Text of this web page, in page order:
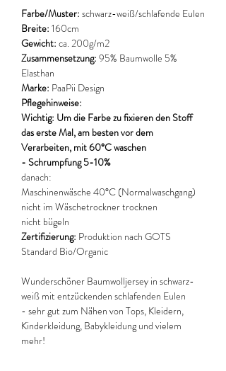
Farbe/Muster: schwarz-weiß/schlafende Eulen
Breite: 160cm
Gewicht: ca. 200g/m2
Zusammensetzung: 95% Baumwolle 5%
Elasthan
Marke: PaaPii Design
Pflegehinweise:
Wichtig: Um die Farbe zu fixieren den Stoff
das erste Mal, am besten vor dem
Verarbeiten, mit 60°C waschen
- Schrumpfung 5-10%
danach:
Maschinenwäsche 40°C (Normalwaschgang)
nicht im Wäschetrockner trocknen
nicht bügeln
Zertifizierung: Produktion nach GOTS
Standard Bio/Organic
Wunderschöner Baumwolljersey in schwarz-
weiß mit entzückenden schlafenden Eulen
- sehr gut zum Nähen von Tops, Kleidern,
Kinderkleidung, Babykleidung und vielem
mehr!